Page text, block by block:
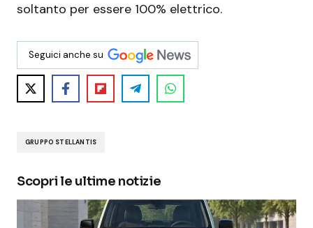
soltanto per essere 100% elettrico.
Seguici anche su
GRUPPO STELLANTIS
Scopri le ultime notizie